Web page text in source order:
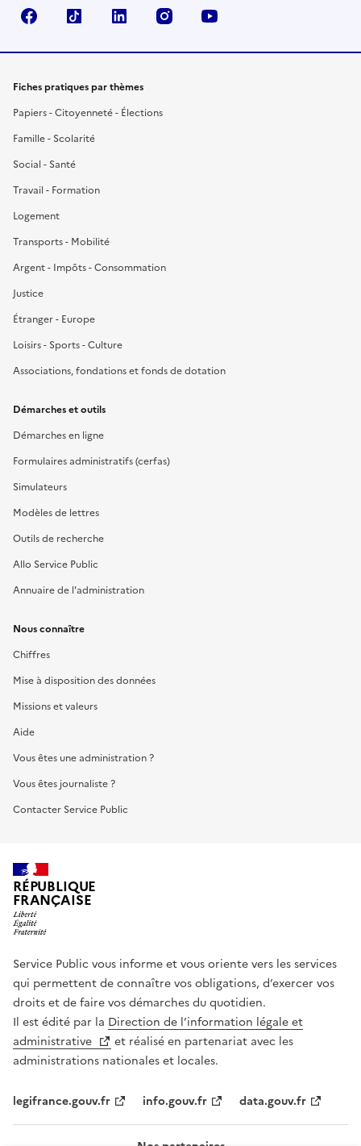
FacebookTikTok LinkedIn Instagram
Fiches pratiques par thèmes
Papiers - Citoyenneté - Élections
Famille - Scolarité
Social - Santé
Travail - Formation
Logement
Transports - Mobilité
Argent - Impôts - Consommation
Justice
Étranger - Europe
Loisirs - Sports - Culture
Associations, fondations et fonds de dotation
Démarches et outils
Démarches en ligne
Formulaires administratifs (cerfas)
Simulateurs
Modèles de lettres
Outils de recherche
Allo Service Public
Annuaire de l'administration
Nous connaître
Chiffres
Mise à disposition des données
Missions et valeurs
Aide
Vous êtes une administration ?
Vous êtes journaliste ?
Contacter Service Public
RÉPUBLIQUE
FRANÇAISE
Service Public vous informe et vous oriente vers les services
qui permettent de connaître vos obligations, d’exercer vos
droits et de faire vos démarches du quotidien.
Il est édité par la Direction de l’information légale et
administrative
et réalisé en partenariat avec les
administrations nationales et locales.
legifrance.gouv.fr info.gouv.fr data.gouv.fr